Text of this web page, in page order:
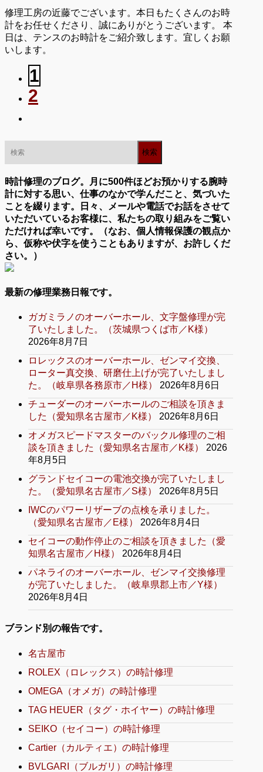
修理工房の近藤でございます。本日もたくさんのお時
計をお任せくださり、誠にありがとうございます。 本
日は、テンスのお時計をご紹介致します。宜しくお願
いします。
1
2
時計修理のブログ。月に500件ほどお預かりする腕時
計に対する思い、仕事のなかで学んだこと、気づいた
ことを綴ります。日々、メールや電話でお話をさせて
いただいているお客様に、私たちの取り組みをご覧い
ただければ幸いです。（なお、個人情報保護の観点か
ら、仮称や伏字を使うこともありますが、お許しくだ
さい。）
最新の修理業務日報です。
ガガミラノのオーバーホール、文字盤修理が完
了いたしました。（茨城県つくば市／K様）
2026年8月7日
ロレックスのオーバーホール、ゼンマイ交換、
ローター真交換、研磨仕上げが完了いたしまし
た。（岐阜県各務原市／H様）
2026年8月6日
チューダーのオーバーホールのご相談を頂きま
した（愛知県名古屋市／K様）
2026年8月6日
オメガスピードマスターのバックル修理のご相
談を頂きました（愛知県名古屋市／K様）
2026
年8月5日
グランドセイコーの電池交換が完了いたしまし
た。（愛知県名古屋市／S様）
2026年8月5日
IWCのパワーリザーブの点検を承りました。
（愛知県名古屋市／E様）
2026年8月4日
セイコーの動作停止のご相談を頂きました（愛
知県名古屋市／H様）
2026年8月4日
パネライのオーバーホール、ゼンマイ交換修理
が完了いたしました。（岐阜県郡上市／Y様）
2026年8月4日
ブランド別の報告です。
名古屋市
ROLEX（ロレックス）の時計修理
OMEGA（オメガ）の時計修理
TAG HEUER（タグ・ホイヤー）の時計修理
SEIKO（セイコー）の時計修理
Cartier（カルティエ）の時計修理
BVLGARI（ブルガリ）の時計修理